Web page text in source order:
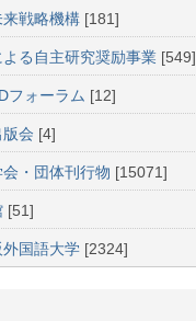
戦略機構 [181]
る自主研究奨励事業 [549]
フォーラム [12]
会 [4]
・団体刊行物 [15071]
[51]
外国語大学 [2324]